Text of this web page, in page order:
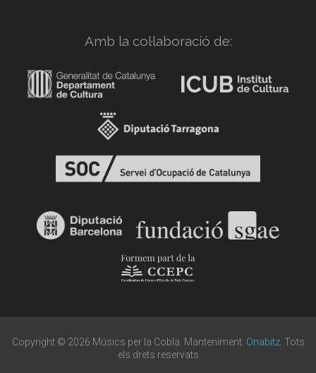
Amb la col·laboració de:
Copyright © 2026 Músics per la Cobla. Manteniment: Onabitz. Tots
els drets reservats